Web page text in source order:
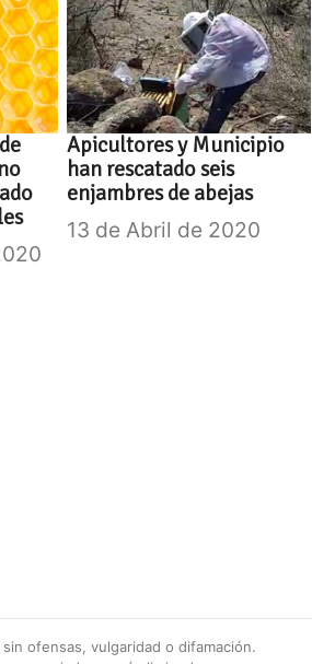
Apicultores y Municipio
han rescatado seis
enjambres de abejas
13 de Abril de 2020
ofensas, vulgaridad o difamación.